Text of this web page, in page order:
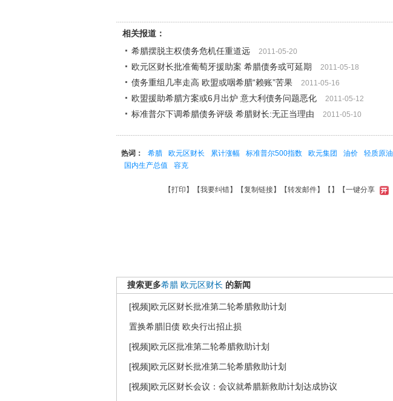
相关报道：
希腊摆脱主权债务危机任重道远
2011-05-20
欧元区财长批准葡萄牙援助案 希腊债务或可延期 2011-05-18
债务重组几率走高 欧盟或咽希腊“赖账”苦果 2011-05-16
欧盟援助希腊方案或6月出炉 意大利债务问题恶化 2011-05-12
标准普尔下调希腊债务评级 希腊财长:无正当理由 2011-05-10
热词： 希腊 欧元区财长 累计涨幅 标准普尔500指数 欧元集团 油价 轻质原油
国内生产总值
容克
【打印 】【我要纠错】【复制链接】【转发邮件】【 】 【一键分享
搜索更多希腊 欧元区财长 的新闻
[视频]欧元区财长批准第二轮希腊救助计划
置换希腊旧债 欧央行出招止损
[视频]欧元区批准第二轮希腊救助计划
[视频]欧元区财长批准第二轮希腊救助计划
[视频]欧元区财长会议：会议就希腊新救助计划达成协议